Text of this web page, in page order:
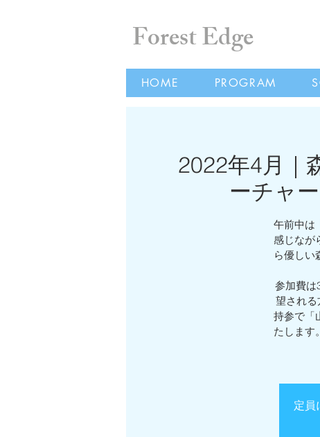
Forest Edge
HOME PROGRAM
2022年4月｜
ーチャ
午前中は
感じなが
ら優しい
参加費
望され
持参で「
たします
定員